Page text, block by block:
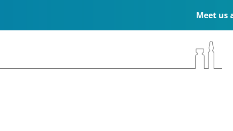
Meet us at the ESPEN